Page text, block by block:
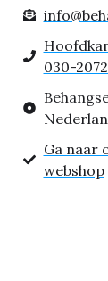
030-
Ga naar
webshop